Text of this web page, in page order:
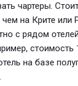
чартеры.
на Крите или
с рядом
стоимость
на базе